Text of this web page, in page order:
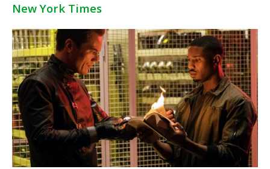
New York Times